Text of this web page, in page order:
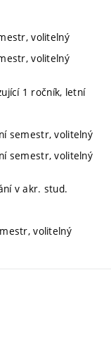
volitelný
volitelný
1 ročník, letní
semestr, volitelný
semestr, volitelný
v akr. stud.
volitelný